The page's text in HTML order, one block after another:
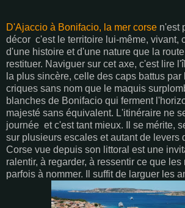
D'Ajaccio à Bonifacio, la mer corse n'est
décor c'est le territoire lui-même, vivant,
d'une histoire et d'une nature que la
restituer. Naviguer sur cet axe, c'est lire
la plus sincère, celle des caps battus
criques sans nom que le maquis
blanches de Bonifacio qui ferment
majesté sans équivalent. L'itinéraire ne
journée et c'est tant mieux. Il se mérite,
sur plusieurs escales et autant de levers
Corse vue depuis son littoral est une
ralentir, à regarder, à ressentir ce que les
parfois à nommer. Il suffit de larguer les